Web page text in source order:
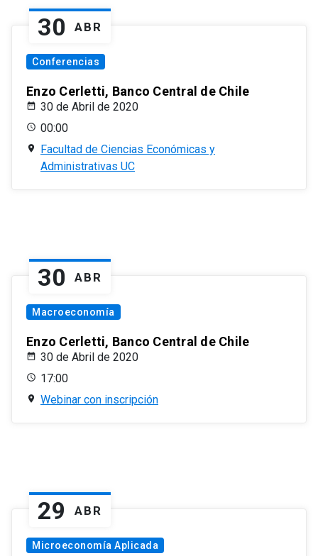
30 ABR
Conferencias
Enzo Cerletti, Banco Central de Chile
30 de Abril de 2020
00:00
Facultad de Ciencias Económicas y
Administrativas UC
30 ABR
Macroeconomía
Enzo Cerletti, Banco Central de Chile
30 de Abril de 2020
17:00
Webinar con inscripción
29 ABR
Microeconomía Aplicada